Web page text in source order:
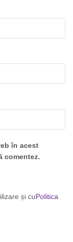
în acest
comentez.
și cuPolitica